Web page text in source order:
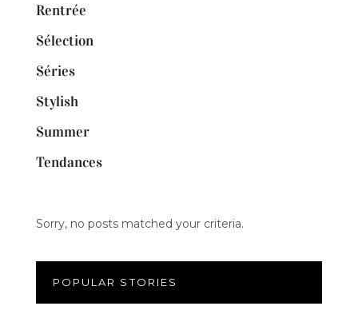
Rentrée
Sélection
Séries
Stylish
Summer
Tendances
Sorry, no posts matched your criteria.
POPULAR STORIES